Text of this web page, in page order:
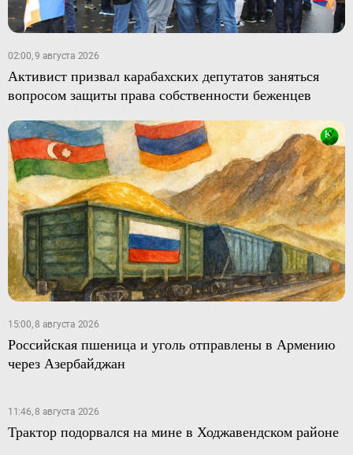
02:00, 9 августа 2026
Активист призвал карабахских депутатов заняться
вопросом защиты права собственности беженцев
15:00, 8 августа 2026
Российская пшеница и уголь отправлены в Армению
через Азербайджан
11:46, 8 августа 2026
Трактор подорвался на мине в Ходжавендском районе